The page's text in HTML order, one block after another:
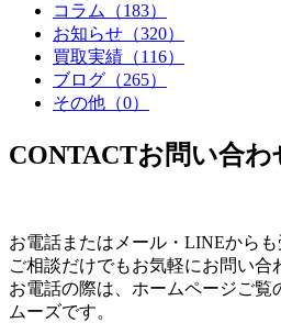
コラム （183）
お知らせ （320）
買取実績 （116）
ブログ （265）
その他 （0）
CONTACTお問い合わ
お電話またはメール・LINEからも
ご相談だけでもお気軽にお問い合
お電話の際は、ホームページご覧
ムーズです。